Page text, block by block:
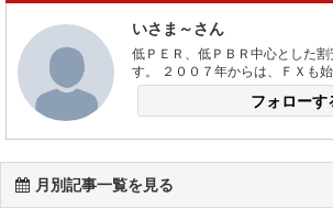
いさま～さん
低ＰＥＲ、低ＰＢＲ中心とした
す。 ２００７年からは、ＦＸも始
フォローす
月別記事一覧を見る